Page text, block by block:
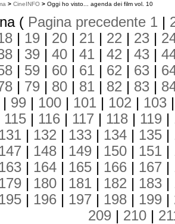
> CineINFO > Oggi ho visto... agenda dei film vol. 10
( Pagina precedente 1 |
| 19 | 20 | 21 | 22 | 23 |
| 39 | 40 | 41 | 42 | 43 |
| 59 | 60 | 61 | 62 | 63 |
| 79 | 80 | 81 | 82 | 83 |
| 99 | 100 | 101 | 102 | 103
115 | 116 | 117 | 118 | 119 |
131 | 132 | 133 | 134 | 135 |
147 | 148 | 149 | 150 | 151 |
163 | 164 | 165 | 166 | 167 |
179 | 180 | 181 | 182 | 183 |
195 | 196 | 197 | 198 | 199 |
209 | 210 |